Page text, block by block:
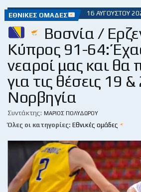
ΕΘΝΙΚΈΣ ΟΜΆΔΕΣ 16 ΑΥΓΟΎΣΤΟΥ
Βοσνία /
Κύπρος 91-64:
νεαροί μας και θα
για τις θέσεις 19
Νορβηγία
Συντάκτης: ΜΆΡΙΟΣ ΠΟΛΥΔΏΡΟΥ
Όλες οι κατηγορίες: Εθνικές ομάδες